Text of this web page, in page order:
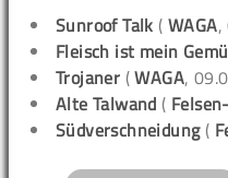
Sunroof Talk (WAGA,
Fleisch ist mein
Trojaner (WAGA,
Alte Talwand (
Südverschneidung(